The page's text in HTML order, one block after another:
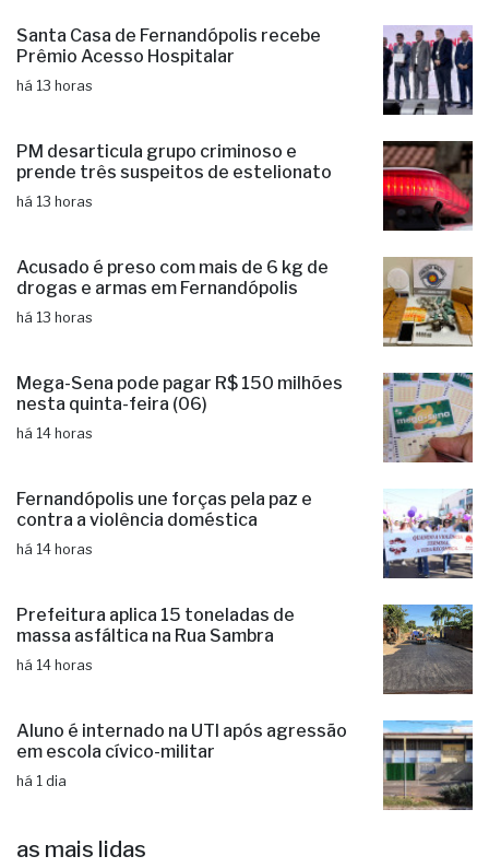
Santa Casa de Fernandópolis recebe
Prêmio Acesso Hospitalar
há 13 horas
PM desarticula grupo criminoso e
prende três suspeitos de estelionato
há 13 horas
Acusado é preso com mais de 6 kg de
drogas e armas em Fernandópolis
há 13 horas
Mega-Sena pode pagar R$ 150 milhões
nesta quinta-feira (06)
há 14 horas
Fernandópolis une forças pela paz e
contra a violência doméstica
há 14 horas
Prefeitura aplica 15 toneladas de
massa asfáltica na Rua Sambra
há 14 horas
Aluno é internado na UTI após agressão
em escola cívico-militar
há 1 dia
as mais lidas